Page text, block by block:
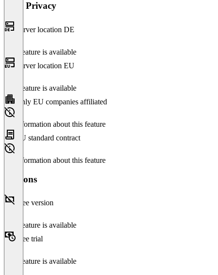
Data Privacy
Server location DE
This feature is available
Server location EU
This feature is available
Only EU companies affiliated
No information about this feature
EU standard contract
No information about this feature
Versions
Free version
This feature is available
Free trial
This feature is available